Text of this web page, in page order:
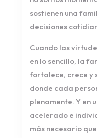
sostienen una
decisiones
Cuando las
en lo sencillo, la
fortalece, crece y
donde cada
plenamente. Y en
acelerado e
más necesario